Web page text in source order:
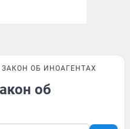
ЗАКОН ОБ ИНОАГЕНТАХ
об